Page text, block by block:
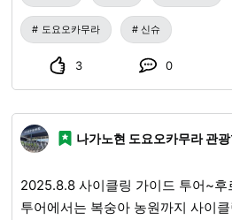
도요오카무라 신슈
3 0
나가노현 도요오카무라 관
2025.8.8 사이클링 가이드 투어~후르
투어에서는 복숭아 농원까지 사이